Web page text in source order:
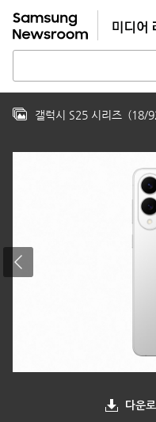
갤럭시 S25 시리즈 (18/
다운